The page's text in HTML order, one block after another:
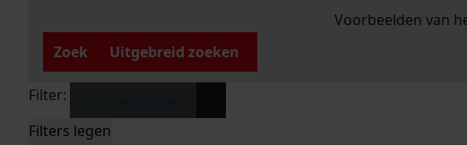
Voorbeelden van
Zoek
Uitgebreid zoeken
Filter:
Filters legen